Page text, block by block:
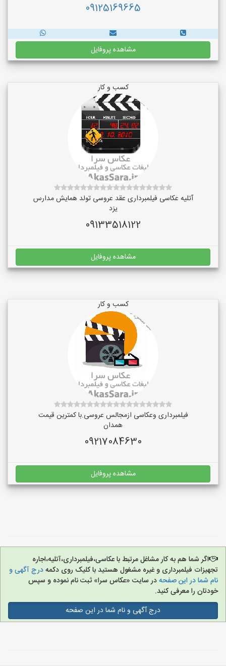
09125169665
مشاهده پروفایل
کسب و کار
آتلیه عکاسی فیلمبرداری عقد عروسی تولد همایش مدارس
یزد
09133518122
مشاهده پروفایل
کسب و کار
فیلمبرداری وعکاسی ازمجالس عروسی.با کمترین قیمت
همدان
09217084630
مشاهده پروفایل
اگر شما هم به کار مشاغل مرتبط با عکاسی،فیلمبرداری،آتلیه،اجاره
تجهیزات فیلمبرداری و غیره مشغول هستید با کلیک روی دکمهدرج آگهی و
نام شما در این صفحهدر سایت «عکاس سرا» ثبت نام نموده و سپس
خودتان را معرفی کنید.
درج آگهی و نام شما در این صفحه